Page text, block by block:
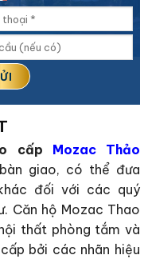
cấp Mozac Thảo
giao, có thể đưa
đối với các quý
Căn hộ Mozac Thao
thất phòng tắm và
bởi các nhãn hiệu